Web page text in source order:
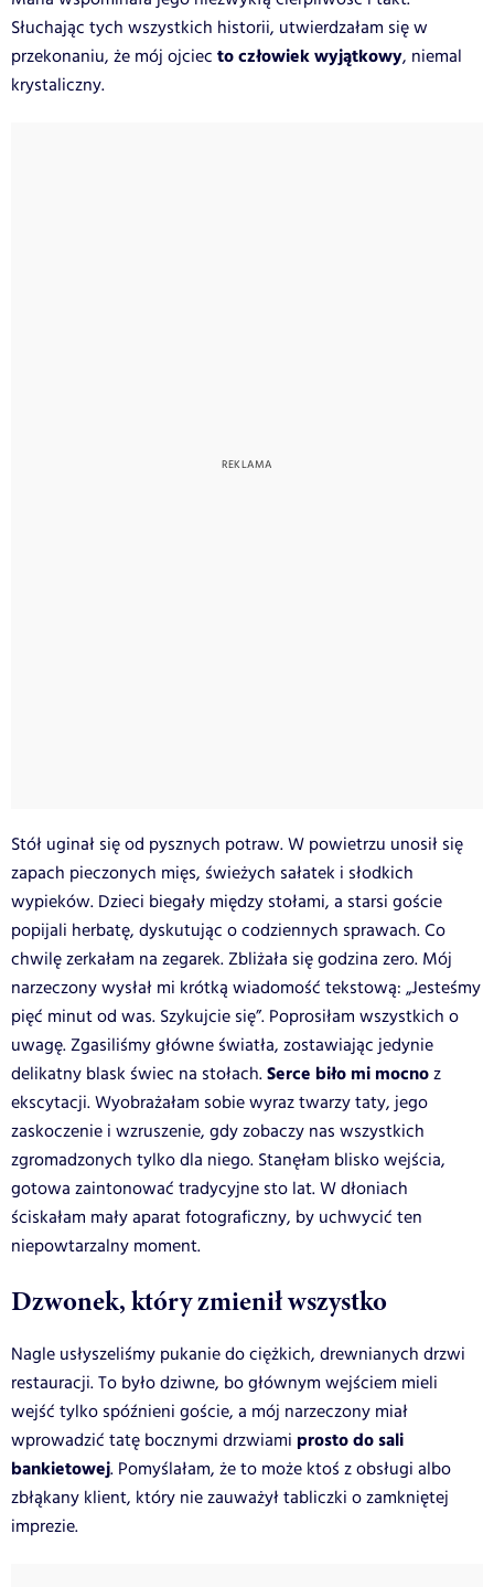
Słuchając tych wszystkich historii, utwierdzałam się w
przekonaniu, że mój ojciec to człowiek wyjątkowy, niemal
krystaliczny.
Stół uginał się od pysznych potraw. W powietrzu unosił się
zapach pieczonych mięs, świeżych sałatek i słodkich
wypieków. Dzieci biegały między stołami, a starsi goście
popijali herbatę, dyskutując o codziennych sprawach. Co
chwilę zerkałam na zegarek. Zbliżała się godzina zero. Mój
narzeczony wysłał mi krótką wiadomość tekstową: „Jesteśmy
pięć minut od was. Szykujcie się”. Poprosiłam wszystkich o
uwagę. Zgasiliśmy główne światła, zostawiając jedynie
delikatny blask świec na stołach.Serce biło mi mocnoz
ekscytacji. Wyobrażałam sobie wyraz twarzy taty, jego
zaskoczenie i wzruszenie, gdy zobaczy nas wszystkich
zgromadzonych tylko dla niego. Stanęłam blisko wejścia,
gotowa zaintonować tradycyjne sto lat. W dłoniach
ściskałam mały aparat fotograficzny, by uchwycić ten
niepowtarzalny moment.
Dzwonek, który zmienił wszystko
Nagle usłyszeliśmy pukanie do ciężkich, drewnianych drzwi
restauracji. To było dziwne, bo głównym wejściem mieli
wejść tylko spóźnieni goście, a mój narzeczony miał
wprowadzić tatę bocznymi drzwiami prosto do sali
bankietowej. Pomyślałam, że to może ktoś z obsługi albo
zbłąkany klient, który nie zauważył tabliczki o zamkniętej
imprezie.